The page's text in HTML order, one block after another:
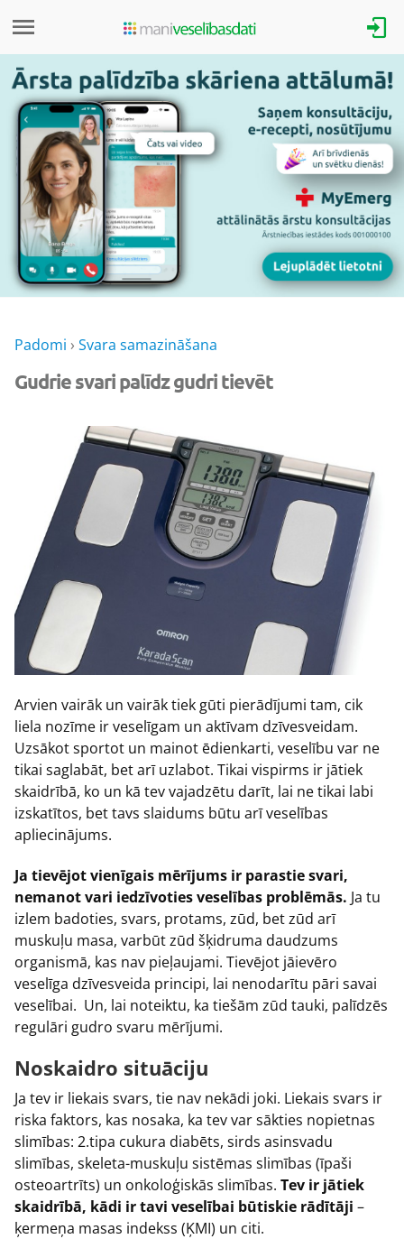
Padomi › Svara samazināšana
Gudrie svari palīdz gudri tievēt
Arvien vairāk un vairāk tiek gūti pierādījumi tam, cik
liela nozīme ir veselīgam un aktīvam dzīvesveidam.
Uzsākot sportot un mainot ēdienkarti, veselību var ne
tikai saglabāt, bet arī uzlabot. Tikai vispirms ir jātiek
skaidrībā, ko un kā tev vajadzētu darīt, lai ne tikai labi
izskatītos, bet tavs slaidums būtu arī veselības
apliecinājums.
Ja tievējot vienīgais mērījums ir parastie svari,
nemanot vari iedzīvoties veselības problēmās. Ja tu
izlem badoties, svars, protams, zūd, bet zūd arī
muskuļu masa, varbūt zūd šķidruma daudzums
organismā, kas nav pieļaujami. Tievējot jāievēro
veselīga dzīvesveida principi, lai nenodarītu pāri savai
veselībai. Un, lai noteiktu, ka tiešām zūd tauki, palīdzēs
regulāri gudro svaru mērījumi.
Noskaidro situāciju
Ja tev ir liekais svars, tie nav nekādi joki. Liekais svars ir
riska faktors, kas nosaka, ka tev var sākties nopietnas
slimības: 2.tipa cukura diabēts, sirds asinsvadu
slimības, skeleta-muskuļu sistēmas slimības (īpaši
osteoartrīts) un onkoloģiskās slimības. Tev ir jātiek
skaidrībā, kādi ir tavi veselībai būtiskie rādītāji –
ķermeņa masas indekss (ĶMI) un citi.